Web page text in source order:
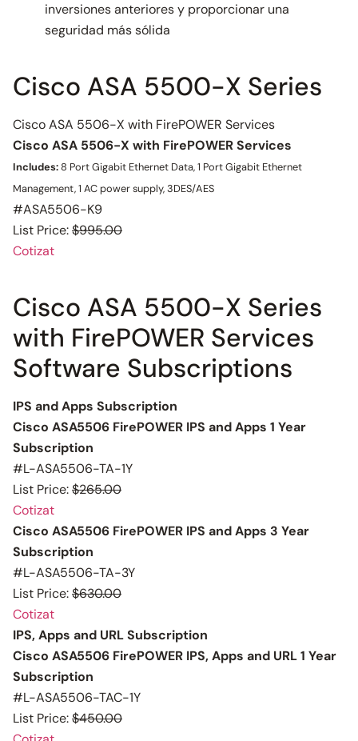
inversiones anteriores y proporcionar una
seguridad más sólida
Cisco ASA 5500-X Series
Cisco ASA 5506-X with FirePOWER Services
Cisco ASA 5506-X with FirePOWER Services
Includes:8 Port Gigabit Ethernet Data, 1 Port Gigabit Ethernet
Management, 1 AC power supply, 3DES/AES
#ASA5506-K9
List Price:$995.00
Cotizat
Cisco ASA 5500-X Series
with FirePOWER Services
Software Subscriptions
IPS and Apps Subscription
Cisco ASA5506 FirePOWER IPS and Apps 1 Year
Subscription
#L-ASA5506-TA-1Y
List Price:$265.00
Cotizat
Cisco ASA5506 FirePOWER IPS and Apps 3 Year
Subscription
#L-ASA5506-TA-3Y
List Price:$630.00
Cotizat
IPS, Apps and URL Subscription
Cisco ASA5506 FirePOWER IPS, Apps and URL 1 Year
Subscription
#L-ASA5506-TAC-1Y
List Price:$450.00